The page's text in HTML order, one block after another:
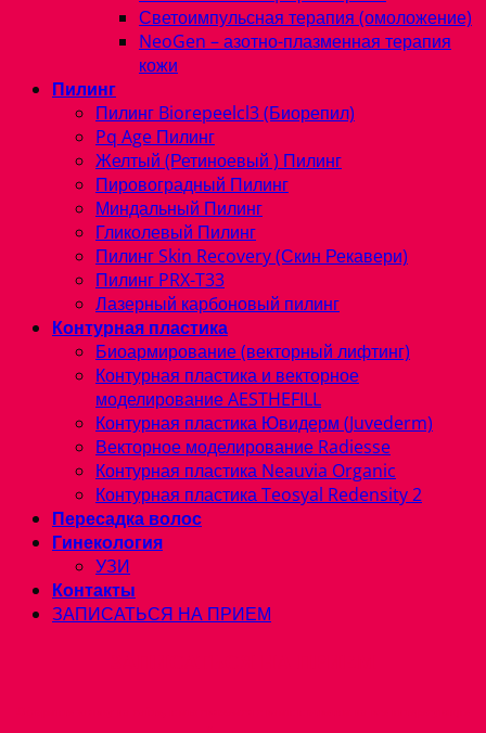
Светоимпульсная терапия (омоложение)
NeoGen – азотно-плазменная терапия
кожи
Пилинг
Пилинг Biorepeelcl3 (Биорепил)
Pq Age Пилинг
Желтый (Ретиноевый ) Пилинг
Пировоградный Пилинг
Миндальный Пилинг
Гликолевый Пилинг
Пилинг Skin Recovery (Скин Рекавери)
Пилинг PRX-T33
Лазерный карбоновый пилинг
Контурная пластика
Биоармирование (векторный лифтинг)
Контурная пластика и векторное
моделирование AESTHEFILL
Контурная пластика Ювидерм (Juvederm)
Векторное моделирование Radiesse
Контурная пластика Neauvia Organic
Контурная пластика Teosyal Redensity 2
Пересадка волос
Гинекология
УЗИ
Контакты
ЗАПИСАТЬСЯ НА ПРИЕМ